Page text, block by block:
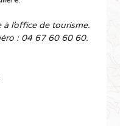
l’office de tourisme.
: 04 67 60 60 60.